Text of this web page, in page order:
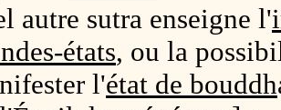
autre sutra enseigne l'
états, ou la
l'état de bouddh